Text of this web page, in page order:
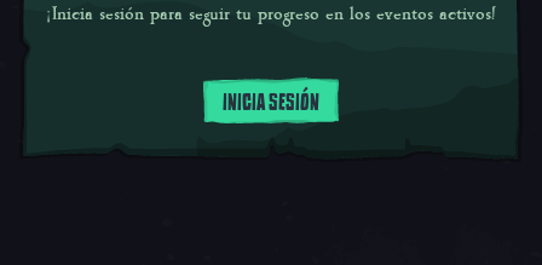
¡Inicia sesión para seguir tu progreso en los eventos activos!
INICIA SESIÓN